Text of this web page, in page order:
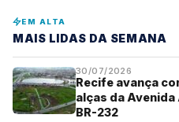
EM ALTA
MAIS LIDAS DA SEMANA
30/07/2026
Recife avança
alças da
BR-232